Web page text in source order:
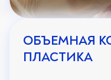
ОБЪЕМНАЯ
ПЛАСТИКА